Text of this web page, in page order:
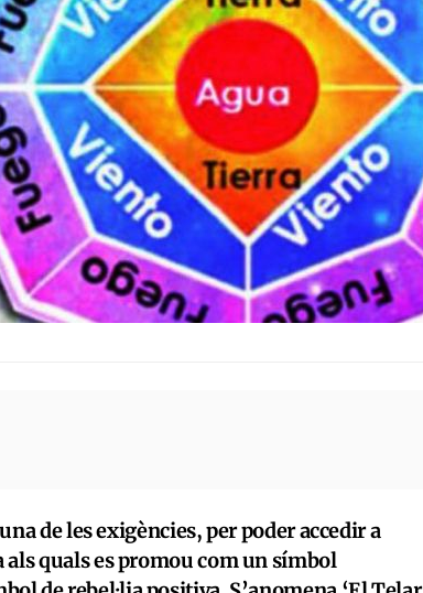
de les exigències, per poder accedir a
quals es promou com un símbol